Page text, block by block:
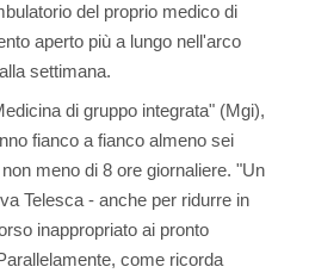
del proprio medico di
aperto più a lungo nell'arco
settimana.
di gruppo integrata" (Mgi),
fianco a fianco almeno sei
meno di 8 ore giornaliere. "Un
Telesca - anche per ridurre in
inappropriato ai pronto
come ricorda